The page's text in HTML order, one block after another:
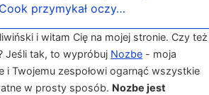
przymykał oczy…
i witam Cię na mojej stronie. Czy też
Jeśli tak, to wypróbuj Nozbe - moja
i Twojemu zespołowi ogarnąć wszystkie
w prosty sposób. Nozbe jest